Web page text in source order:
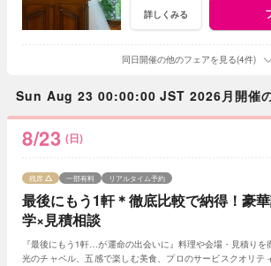
詳しくみる
同日開催の他のフェアを見る(4件)
Sun Aug 23 00:00:00 JST 2026月開催
8/23 (日)
最後にもう1軒＊徹底比較で納得！豪
学×見積相談
残席 一部有料 リアルタイム予約
『最後にもう1軒…が運命の出会いに』料理や会場・見積りを
光のチャペル、五感で楽しむ美食、プロのサービスクオリテ